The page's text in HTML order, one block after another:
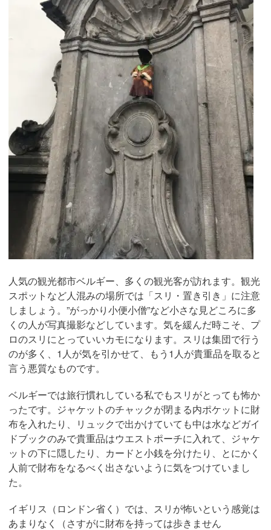
人気の観光都市ベルギー、多くの観光客が訪れます。観光
スポットなど人混みの場所では「スリ・置き引き」に注意
しましょう。”がっかり小便小僧”など小さな見どころに多
くの人が写真撮影などしています。気を緩んだ時こそ、プ
ロのスリにとっていいカモになります。スリは集団で行う
のが多く、1人が気を引かせて、もう1人が貴重品を取ると
言う悪質なものです。
ベルギーでは旅行慣れしている私でもスリがとっても怖か
ったです。ジャケットのチャックが閉まる内ポケットに財
布を入れたり、リュックで出かけていても中は水などガイ
ドブックのみで貴重品はウエストポーチに入れて、ジャケ
ットの下に隠したり、カードと小銭を分けたり、とにかく
人前で財布をなるべく出さないように気をつけていまし
た。
イギリス（ロンドン省く）では、スリが怖いという感覚は
あまりなく（さすがに財布を持っては歩きません